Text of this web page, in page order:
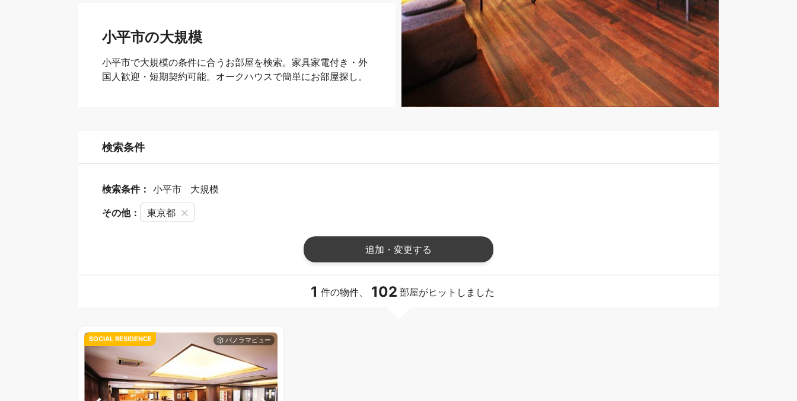
小平市の大規模
小平市で大規模の条件に合うお部屋を検索。家具家電付き・外
国人歓迎・短期契約可能。オークハウスで簡単にお部屋探し。
検索条件
検索条件： 小平市 大規模
その他： 東京都
追加・変更する
1 件の物件、 102 部屋がヒットしました
SOCIAL RESIDENCE